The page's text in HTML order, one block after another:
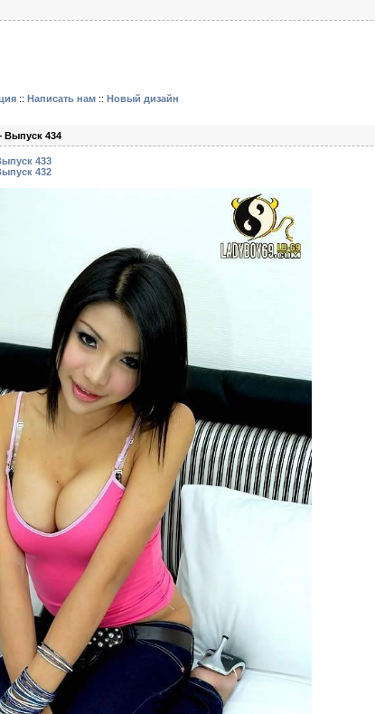
:: Написать нам :: Новый дизайн
Выпуск 434
433
432